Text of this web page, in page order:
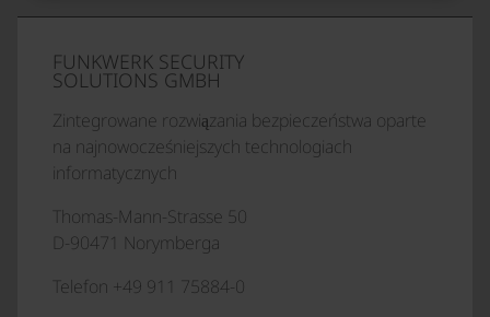
FUNKWERK SECURITY
SOLUTIONS GMBH
Zintegrowane rozwiązania bezpieczeństwa oparte
na najnowocześniejszych technologiach
informatycznych
Thomas-Mann-Strasse 50
D-90471 Norymberga
Telefon +49 911 75884-0